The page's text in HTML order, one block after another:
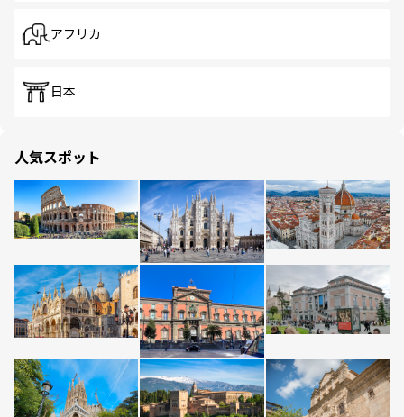
アフリカ
日本
人気スポット